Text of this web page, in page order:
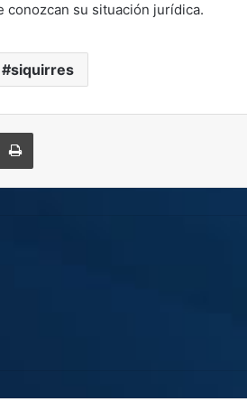
su situación jurídica.
siquirres
por correo electrónicoImprimir